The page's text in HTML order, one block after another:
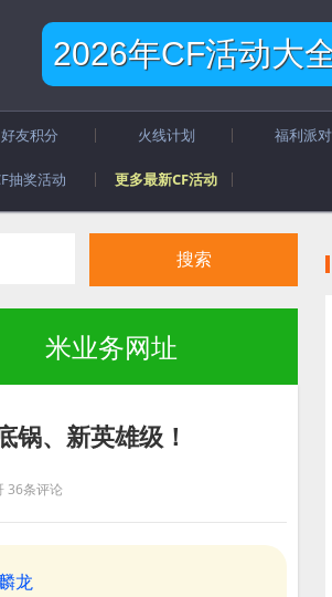
2026年CF活动大
好友积分 火线计划 福利派对
抽奖活动 更多最新CF活动
米业务网址
锅、新英雄级！
36条评论
龙